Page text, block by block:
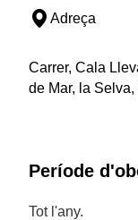
Adreça
Carrer, Cala
de Mar, la Selva,
Període
Tot l'any.